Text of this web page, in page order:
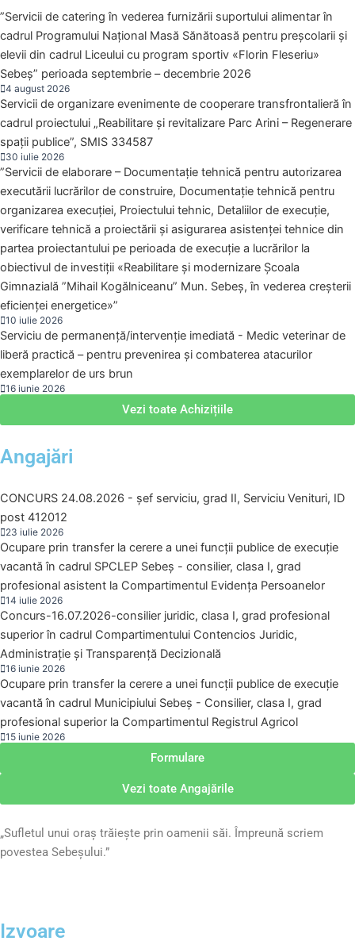
”Servicii de catering în vederea furnizării suportului alimentar în
cadrul Programului Național Masă Sănătoasă pentru preșcolarii și
elevii din cadrul Liceului cu program sportiv «Florin Fleseriu»
Sebeș” perioada septembrie – decembrie 2026
4 august 2026
Servicii de organizare evenimente de cooperare transfrontalieră în
cadrul proiectului „Reabilitare și revitalizare Parc Arini – Regenerare
spații publice”, SMIS 334587
30 iulie 2026
”Servicii de elaborare – Documentație tehnică pentru autorizarea
executării lucrărilor de construire, Documentație tehnică pentru
organizarea execuției, Proiectului tehnic, Detaliilor de execuţie,
verificare tehnică a proiectării şi asigurarea asistenței tehnice din
partea proiectantului pe perioada de execuţie a lucrărilor la
obiectivul de investiţii «Reabilitare și modernizare Școala
Gimnazială ”Mihail Kogălniceanu” Mun. Sebeș, în vederea creșterii
eficienței energetice»”
10 iulie 2026
Serviciu de permanență/intervenție imediată - Medic veterinar de
liberă practică – pentru prevenirea și combaterea atacurilor
exemplarelor de urs brun
16 iunie 2026
Vezi toate Achizițiile
Angajări
CONCURS 24.08.2026 - șef serviciu, grad II, Serviciu Venituri, ID
post 412012
23 iulie 2026
Ocupare prin transfer la cerere a unei funcții publice de execuție
vacantă în cadrul SPCLEP Sebeș - consilier, clasa I, grad
profesional asistent la Compartimentul Evidența Persoanelor
14 iulie 2026
Concurs-16.07.2026-consilier juridic, clasa I, grad profesional
superior în cadrul Compartimentului Contencios Juridic,
Administrație și Transparență Decizională
16 iunie 2026
Ocupare prin transfer la cerere a unei funcții publice de execuție
vacantă în cadrul Municipiului Sebeș - Consilier, clasa I, grad
profesional superior la Compartimentul Registrul Agricol
15 iunie 2026
Formulare
Vezi toate Angajările
„Sufletul unui oraș trăiește prin oamenii săi. Împreună scriem
povestea Sebeșului.”
Izvoare